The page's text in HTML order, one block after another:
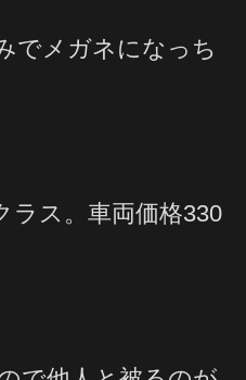
でメガネになっち
ラス。車両価格330